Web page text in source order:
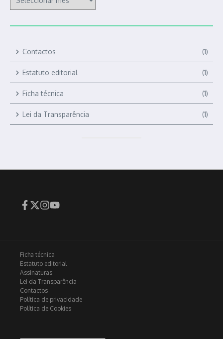
Contactos (1)
Estatuto editorial (1)
Ficha técnica (1)
Lei da Transparência (1)
Ficha técnica
Estatuto editorial
Assinaturas
Lei da Transparência
Contactos
Política de privacidade
Política de Cookies